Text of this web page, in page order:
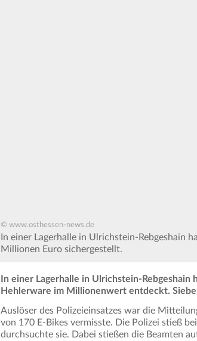
© www.osthessen-news.de
In einer Lagerhalle in Ulrichstein-Rebgeshain
Millionen Euro sichergestellt.
In einer Lagerhalle in Ulrichstein-Rebgeshain
Hehlerware im Millionenwert entdeckt.
Auslöser des Polizeieinsatzes war die
von 170 E-Bikes vermisste. Die Polizei stieß
durchsuchte sie. Dabei stießen die Beamten